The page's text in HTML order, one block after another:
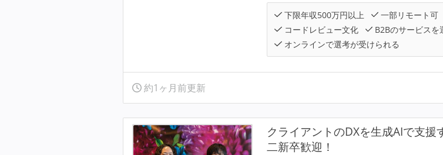
下限年収500万円以上 一部リモート可
コードレビュー文化
B2Bのサービスを
オンラインで選考が受けられる
約1ヶ月前更新
クライアントのDXを生成AIで支
二新卒歓迎！